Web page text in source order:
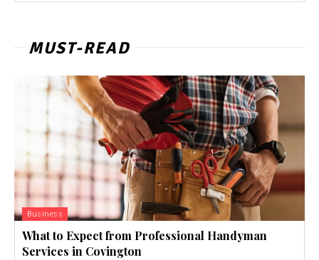
MUST-READ
Business
What to Expect from Professional Handyman
Services in Covington